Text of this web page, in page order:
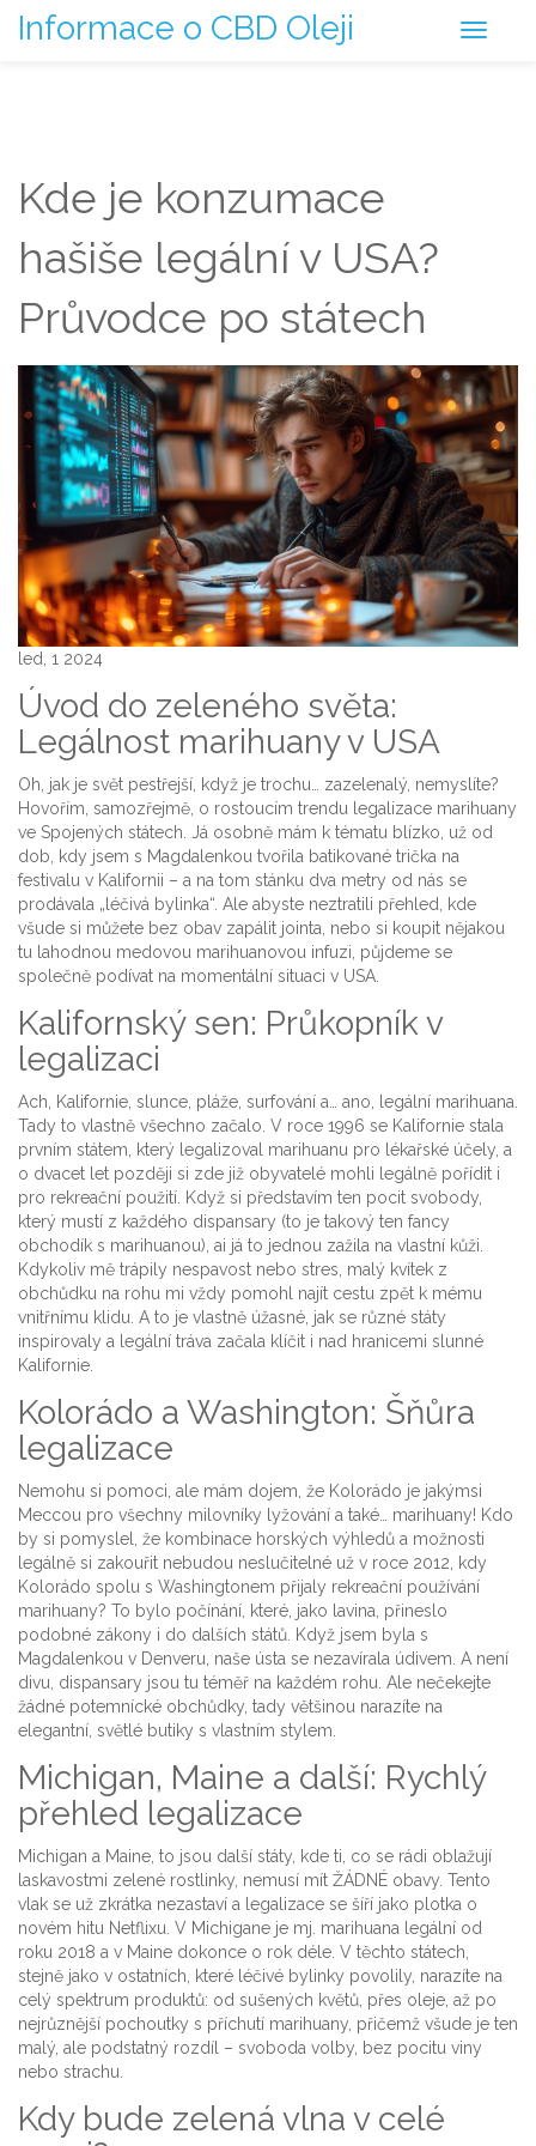
Informace o CBD Oleji
Kde je konzumace
hašiše legální v USA?
Průvodce po státech
led, 1 2024
Úvod do zeleného světa:
Legálnost marihuany v USA
Oh, jak je svět pestřejší, když je trochu… zazelenalý, nemyslíte?
Hovořím, samozřejmě, o rostoucím trendu legalizace marihuany
ve Spojených státech. Já osobně mám k tématu blízko, už od
dob, kdy jsem s Magdalenkou tvořila batikované trička na
festivalu v Kalifornii – a na tom stánku dva metry od nás se
prodávala „léčivá bylinka“. Ale abyste neztratili přehled, kde
všude si můžete bez obav zapálit jointa, nebo si koupit nějakou
tu lahodnou medovou marihuanovou infuzi, půjdeme se
společně podívat na momentální situaci v USA.
Kalifornský sen: Průkopník v
legalizaci
Ach, Kalifornie, slunce, pláže, surfování a… ano, legální marihuana.
Tady to vlastně všechno začalo. V roce 1996 se Kalifornie stala
prvním státem, který legalizoval marihuanu pro lékařské účely, a
o dvacet let později si zde již obyvatelé mohli legálně pořídit i
pro rekreační použití. Když si představím ten pocit svobody,
který mustí z každého dispansary (to je takový ten fancy
obchodík s marihuanou), ai já to jednou zažila na vlastní kůži.
Kdykoliv mě trápily nespavost nebo stres, malý kvítek z
obchůdku na rohu mi vždy pomohl najít cestu zpět k mému
vnitřnímu klidu. A to je vlastně úžasné, jak se různé státy
inspirovaly a legální tráva začala klíčit i nad hranicemi slunné
Kalifornie.
Kolorádo a Washington: Šňůra
legalizace
Nemohu si pomoci, ale mám dojem, že Kolorádo je jakýmsi
Meccou pro všechny milovníky lyžování a také… marihuany! Kdo
by si pomyslel, že kombinace horských výhledů a možnosti
legálně si zakouřit nebudou neslučitelné už v roce 2012, kdy
Kolorádo spolu s Washingtonem přijaly rekreační používání
marihuany? To bylo počínání, které, jako lavina, přineslo
podobné zákony i do dalších států. Když jsem byla s
Magdalenkou v Denveru, naše ústa se nezavírala údivem. A není
divu, dispansary jsou tu téměř na každém rohu. Ale nečekejte
žádné potemnícké obchůdky, tady většinou narazíte na
elegantní, světlé butiky s vlastním stylem.
Michigan, Maine a další: Rychlý
přehled legalizace
Michigan a Maine, to jsou další státy, kde ti, co se rádi oblažují
laskavostmi zelené rostlinky, nemusí mít ŽÁDNÉ obavy. Tento
vlak se už zkrátka nezastaví a legalizace se šíří jako plotka o
novém hitu Netflixu. V Michigane je mj. marihuana legální od
roku 2018 a v Maine dokonce o rok déle. V těchto státech,
stejně jako v ostatních, které léčivé bylinky povolily, narazíte na
celý spektrum produktů: od sušených květů, přes oleje, až po
nejrůznější pochoutky s příchutí marihuany, přičemž všude je ten
malý, ale podstatný rozdíl – svoboda volby, bez pocitu viny
nebo strachu.
Kdy bude zelená vlna v celé